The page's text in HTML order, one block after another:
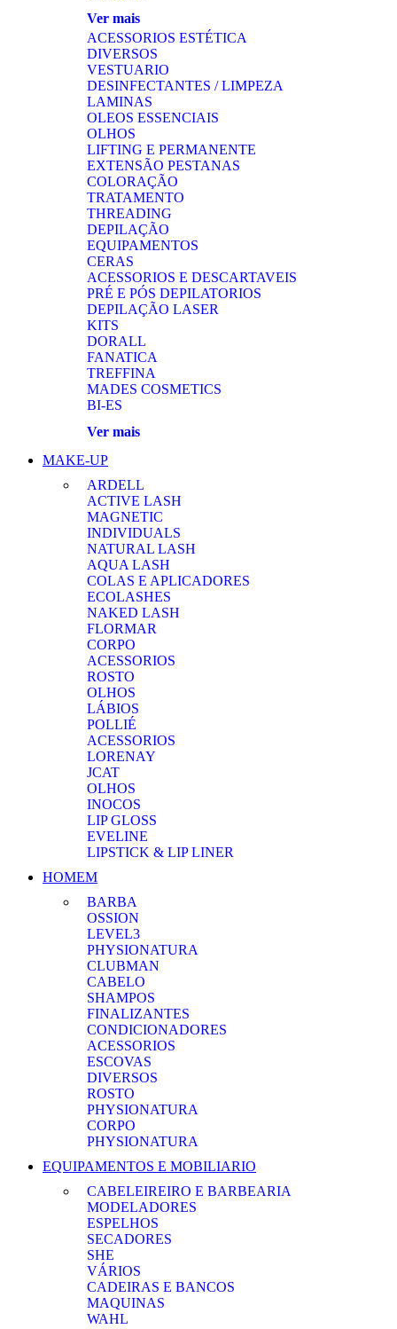
Ver mais
ACESSORIOS ESTÉTICA
DIVERSOS
VESTUARIO
DESINFECTANTES / LIMPEZA
LAMINAS
OLEOS ESSENCIAIS
OLHOS
LIFTING E PERMANENTE
EXTENSÃO PESTANAS
COLORAÇÃO
TRATAMENTO
THREADING
DEPILAÇÃO
EQUIPAMENTOS
CERAS
ACESSORIOS E DESCARTAVEIS
PRÉ E PÓS DEPILATORIOS
DEPILAÇÃO LASER
KITS
DORALL
FANATICA
TREFFINA
MADES COSMETICS
BI-ES
Ver mais
MAKE-UP
ARDELL
ACTIVE LASH
MAGNETIC
INDIVIDUALS
NATURAL LASH
AQUA LASH
COLAS E APLICADORES
ECOLASHES
NAKED LASH
FLORMAR
CORPO
ACESSORIOS
ROSTO
OLHOS
LÁBIOS
POLLIÉ
ACESSORIOS
LORENAY
JCAT
OLHOS
INOCOS
LIP GLOSS
EVELINE
LIPSTICK & LIP LINER
HOMEM
BARBA
OSSION
LEVEL3
PHYSIONATURA
CLUBMAN
CABELO
SHAMPOS
FINALIZANTES
CONDICIONADORES
ACESSORIOS
ESCOVAS
DIVERSOS
ROSTO
PHYSIONATURA
CORPO
PHYSIONATURA
EQUIPAMENTOS E MOBILIARIO
CABELEIREIRO E BARBEARIA
MODELADORES
ESPELHOS
SECADORES
SHE
VÁRIOS
CADEIRAS E BANCOS
MAQUINAS
WAHL